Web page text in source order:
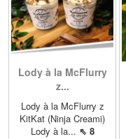
Lody à la McFlurry
z...
Lody à la McFlurry z
KitKat (Ninja Creami)
Lody à la... ⇖ 8